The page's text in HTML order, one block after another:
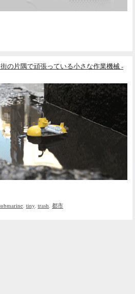
の片隅で頑張っている小さな作業機械 -
tiny trash 都市